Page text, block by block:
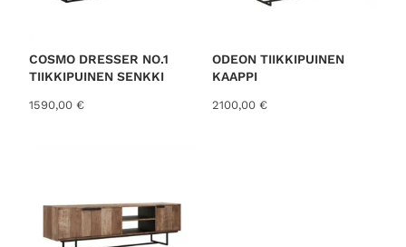
COSMO DRESSER NO.1
TIIKKIPUINEN SENKKI
1590,00 €
ODEON TIIKKIPUINEN
KAAPPI
2100,00 €